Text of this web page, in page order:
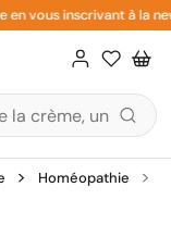
vous inscrivant à la
Homéopathie